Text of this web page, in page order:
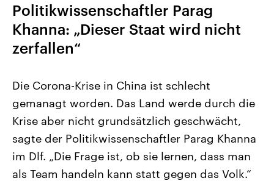
2026
Alle Informationen
Sachsen-Anhalt wählt am 6.
September 2026 einen neuen
Landtag. Seit 2021 wird das
Bundesland von einer Koalition aus
CDU, SPD und FDP regiert.-
Umfragen, Prognosen,
Aktuelle Beiträge,
Hintergründe
Wirtschaftlich und
gehören die Vereinigten
den mächtigsten Ländern
mit großem Einfluss auf
aktuelle Weltgeschehen.
Politikwissenschaftler Parag
Khanna: „Dieser Staat wird nicht
zerfallen“
Die Corona-Krise in China ist schlecht
gemanagt worden. Das Land werde durch die
Krise aber nicht grundsätzlich geschwächt,
sagte der Politikwissenschaftler Parag Khanna
im Dlf. „Die Frage ist, ob sie lernen, dass man
als Team handeln kann statt gegen das Volk.“